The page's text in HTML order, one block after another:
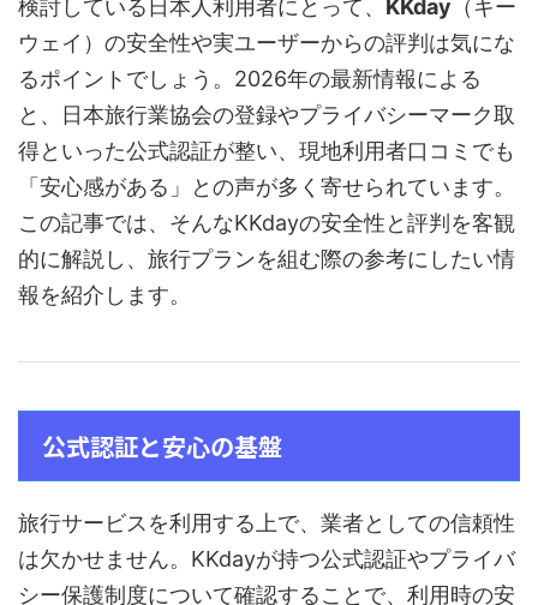
検討している日本人利用者にとって、 KKday （キー
ウェイ）の安全性や実ユーザーからの評判は気にな
るポイントでしょう。2026年の最新情報による
と、日本旅行業協会の登録やプライバシーマーク取
得といった公式認証が整い、現地利用者口コミでも
「安心感がある」との声が多く寄せられています。
この記事では、そんなKKdayの安全性と評判を客観
的に解説し、旅行プランを組む際の参考にしたい情
報を紹介します。
公式認証と安心の基盤
旅行サービスを利用する上で、業者としての信頼性
は欠かせません。KKdayが持つ公式認証やプライバ
シー保護制度について確認することで、利用時の安